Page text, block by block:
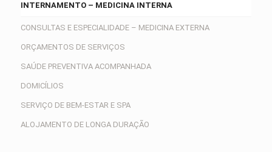
INTERNAMENTO – MEDICINA INTERNA
CONSULTAS E ESPECIALIDADE – MEDICINA EXTERNA
ORÇAMENTOS DE SERVIÇOS
SAÚDE PREVENTIVA ACOMPANHADA
DOMICÍLIOS
SERVIÇO DE BEM-ESTAR E SPA
ALOJAMENTO DE LONGA DURAÇÃO